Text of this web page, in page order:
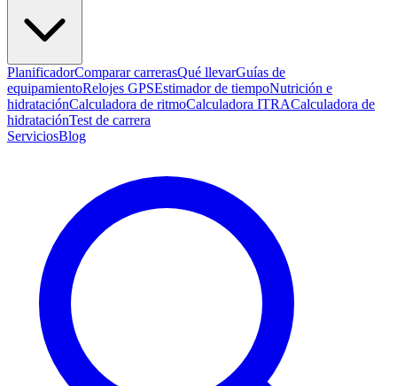
PlanificadorComparar carrerasQué llevarGuías de
equipamientoRelojes GPSEstimador de tiempoNutrición e
hidrataciónCalculadora de ritmoCalculadora ITRACalculadora de
hidrataciónTest de carrera
ServiciosBlog